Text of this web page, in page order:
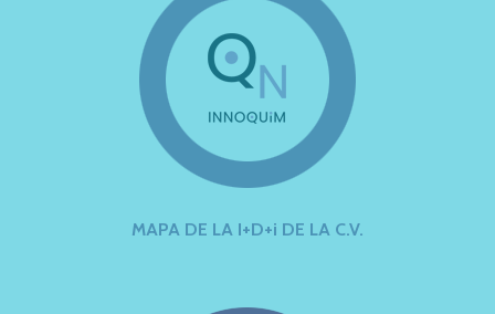
MAPA DE LA I+D+i DE LA C.V.